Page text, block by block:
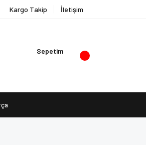
Kargo Takip İletişim
Sepetim